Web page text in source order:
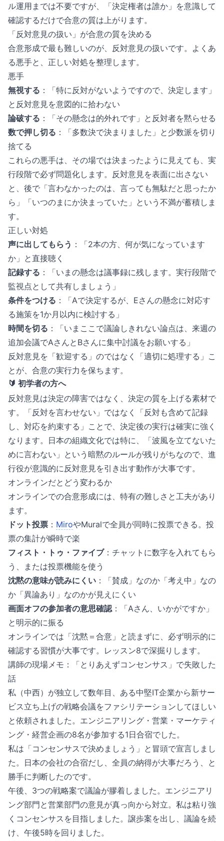
ル運用までは不要ですが、「決定権者は誰か」を意識して
確認するだけで合意の質は上がります。
「反対意見の扱い」が合意の質を決める
合意形成で最も難しいのが、反対意見の扱いです。よくあ
る悪手と、正しい対処を整理します。
悪手
無視する ：「特に反対がないようですので、決定します」
と反対意見を意図的に拾わない
論破する ：「その懸念は的外れです」と反対者を黙らせる
数で押し切る ：「多数決で決まりました」と少数派を切り
捨てる
これらの悪手は、その場では決まったように見えても、実
行段階で必ず問題化します。反対意見を表面に出さない
と、後で「言わなかったのは、言っても無駄だと思ったか
ら」「いつのまにか決まっていた」という不満が蓄積しま
す。
正しい対処
声に出してもらう ：「2本の方、何が気になっています
か」と直接聴く
記録する ：「いまの懸念は議事録に残します。実行段階で
監視点として共有しましょう」
条件をつける ：「Aで決定するが、Eさんの懸念に対応す
る施策を1か月以内に検討する」
時間を切る ：「いまここで議論しきれない論点は、来週の
追加会議でAさんとBさんに集中討議をお願いする」
反対意見を「歓迎する」のではなく「適切に処理する」こ
とが、合意の実行力を保ちます。
🔰 初学者の方へ
反対意見は決定の障害ではなく、決定の質を上げる素材で
す。「反対を言わせない」ではなく「反対も含めて記録
し、対応を約束する」ことで、決定後の実行は確実に強く
なります。日本の組織文化では特に、「波風を立てないた
めに言わない」という暗黙のルールが残りがちなので、進
行役が意識的に反対意見を引き出す動作が大事です。
オンラインだとどう変わるか
オンラインでの合意形成には、特有の難しさと工夫があり
ます。
ドット投票 ： MiroやMuralで全員が同時に投票できる。投
票の集計が瞬時で楽
フィスト・トゥ・ファイブ：チャットに数字を入れてもら
う、または投票機能を使う
沈黙の意味が読みにくい ：「賛成」なのか「考え中」なの
か「異論あり」なのかが見えにくい
画面オフの参加者の意思確認：「Aさん、いかがですか」
と明示的に振る
オンラインでは「沈黙＝合意」と読まずに、必ず明示的に
確認する習慣が大事です。レッスン8で深掘りします。
講師の現場メモ：「とりあえずコンセンサス」で失敗した
話
私（中西）が独立して数年目、ある中堅IT企業から新サー
ビス立ち上げの戦略会議をファシリテーションしてほしい
と依頼されました。エンジニアリング・営業・マーケティ
ング・経営企画の8名が参加する1日合宿でした。
私は「コンセンサスで決めましょう」と冒頭で宣言しまし
た。日本の会社の合宿だし、全員の納得が大事だろう、と
勝手に判断したのです。
午後、3つの戦略案で議論が膠着しました。エンジニアリ
ング部門と営業部門の意見が真っ向から対立。私は粘り強
くコンセンサスを目指しました。譲歩案を出し、議論を続
け、午後5時を回りました。